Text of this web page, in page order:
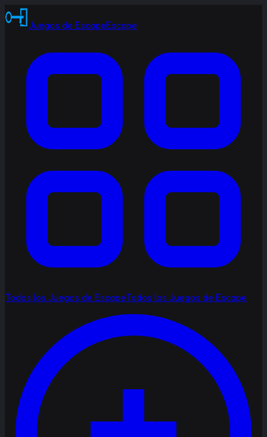
Juegos de EscapeEscape
Todos los Juegos de EscapeTodos los Juegos de Escape